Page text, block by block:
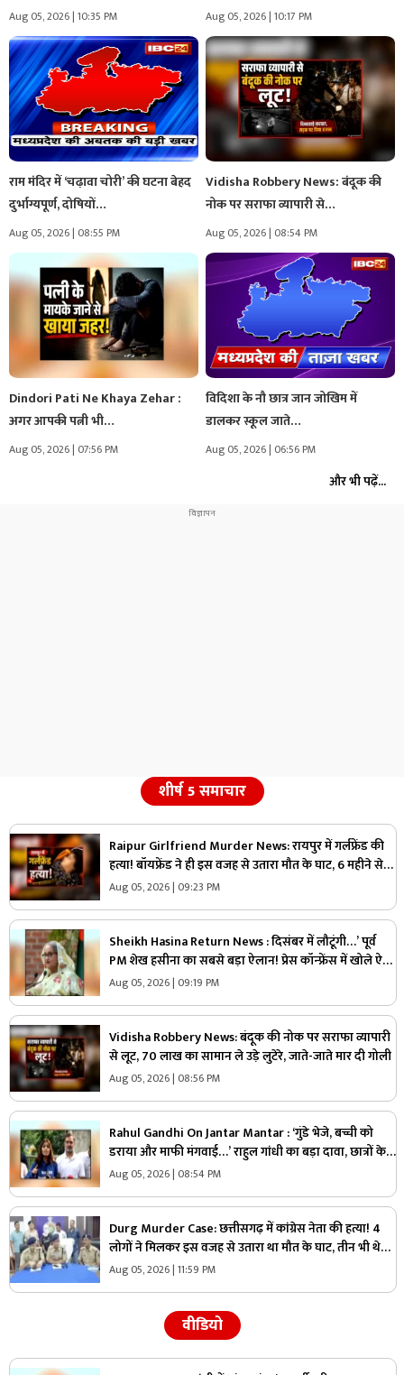
Aug 05, 2026 | 10:35 PM Aug 05, 2026 | 10:17 PM
राम मंदिर में ‘चढ़ावा चोरी’ की घटना बेहद
दुर्भाग्यपूर्ण, दोषियों…
Aug 05, 2026 | 08:55 PM
Vidisha Robbery News: बंदूक की
नोक पर सराफा व्यापारी से…
Aug 05, 2026 | 08:54 PM
Dindori Pati Ne Khaya Zehar :
अगर आपकी पत्नी भी…
Aug 05, 2026 | 07:56 PM
विदिशा के नौ छात्र जान जोखिम में
डालकर स्कूल जाते…
Aug 05, 2026 | 06:56 PM
और भी पढ़ें...
शीर्ष 5 समाचार
Raipur Girlfriend Murder News: रायपुर में गर्लफ्रेंड की
हत्या! बॉयफ्रेंड ने ही इस वजह से उतारा मौत के घाट, 6 महीने से
रह रहे थे लिव इन में
Aug 05, 2026 | 09:23 PM
Sheikh Hasina Return News : दिसंबर में लौटूंगी…’ पूर्व
PM शेख हसीना का सबसे बड़ा ऐलान! प्रेस कॉन्फ्रेंस में खोले ऐसे
राज, मच सकता है सियासी भूचाल
Aug 05, 2026 | 09:19 PM
Vidisha Robbery News: बंदूक की नोक पर सराफा व्यापारी
से लूट, 70 लाख का सामान ले उड़े लुटेरे, जाते-जाते मार दी गोली
Aug 05, 2026 | 08:56 PM
Rahul Gandhi On Jantar Mantar : ‘गुंडे भेजे, बच्ची को
डराया और माफी मंगवाई…’ राहुल गांधी का बड़ा दावा, छात्रों के
साथ खोला मोर्चा
Aug 05, 2026 | 08:54 PM
Durg Murder Case: छत्तीसगढ़ में कांग्रेस नेता की हत्या! 4
लोगों ने मिलकर इस वजह से उतारा था मौत के घाट, तीन भी थे
वारदात में शामिल
Aug 05, 2026 | 11:59 PM
वीडियो